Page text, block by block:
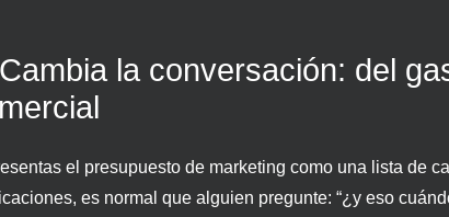
la conversación: del
el presupuesto de marketing como una lista de
es normal que alguien pregunte: “¿y eso